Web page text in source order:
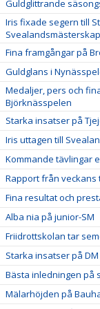
Guldglittrande
Iris fixade segern till
Fina framgångar på
Guldglans i
Medaljer, pers och
Björknässpelen
Starka insatser på
Iris uttagen till
Kommande tävlingar
Rapport från veckans
Fina resultat och
Alba nia på junior-SM
Friidrottskolan tar
Starka insatser på
Bästa inledningen på
Mälarhöjden på